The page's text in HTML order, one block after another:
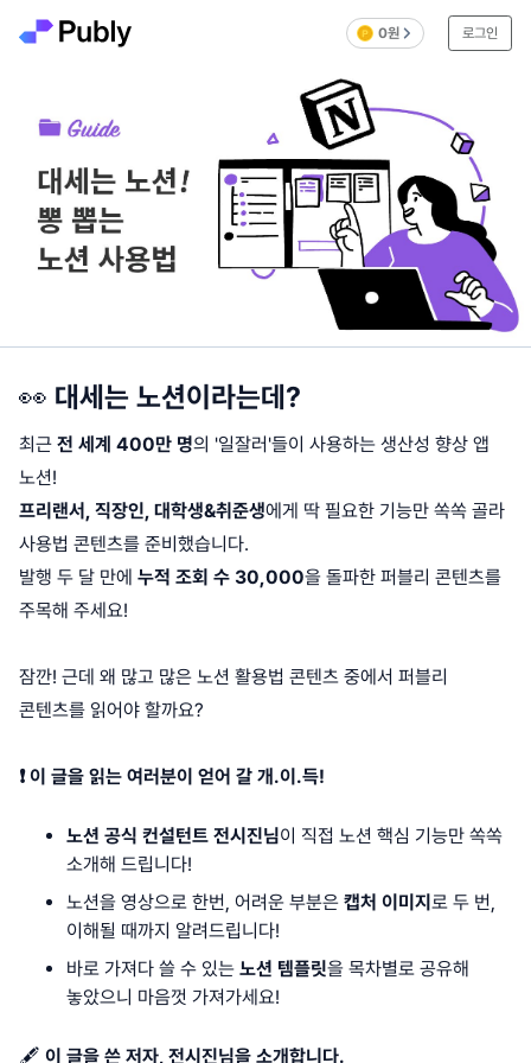
0원 로그인
👀 대세는 노션이라는데?
최근 전 세계 400만 명의 '일잘러'들이 사용하는 생산성 향상 앱
노션!
프리랜서, 직장인, 대학생&취준생에게 딱 필요한 기능만 쏙쏙 골라
사용법 콘텐츠를 준비했습니다.
발행 두 달 만에 누적 조회 수 30,000을 돌파한 퍼블리 콘텐츠를
주목해 주세요!
잠깐! 근데 왜 많고 많은 노션 활용법 콘텐츠 중에서 퍼블리
콘텐츠를 읽어야 할까요?
❗️ 이 글을 읽는 여러분이 얻어 갈 개.이.득!
노션 공식 컨설턴트 전시진님이 직접 노션 핵심 기능만 쏙쏙
소개해 드립니다!
노션을 영상으로 한번, 어려운 부분은 캡처 이미지로 두 번,
이해될 때까지 알려드립니다!
바로 가져다 쓸 수 있는 노션 템플릿을 목차별로 공유해
놓았으니 마음껏 가져가세요!
🖋 이 글을 쓴 저자, 전시진님을 소개합니다.